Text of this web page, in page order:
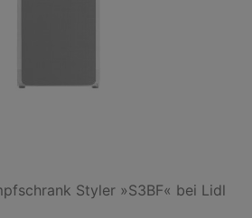
Styler »S3BF« bei Lidl